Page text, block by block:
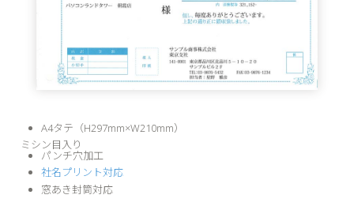
A4タテ（H297mm×W210mm）
ミシン目入り
パンチ穴加工
社名プリント対応
窓あき封筒対応